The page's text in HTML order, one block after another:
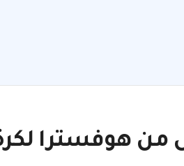
من هوفسترا